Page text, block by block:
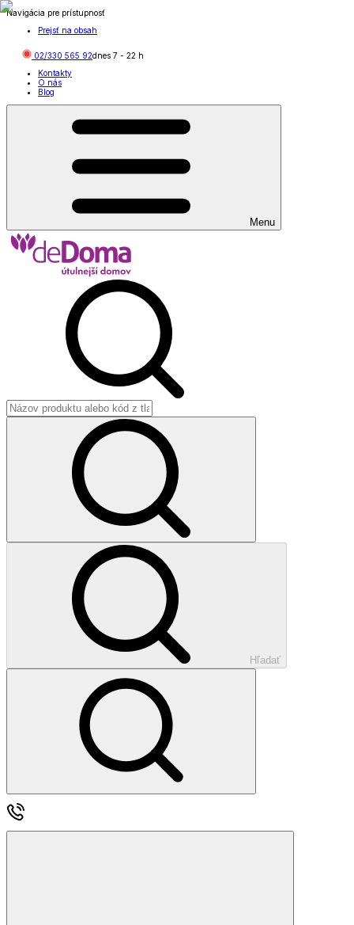
Navigácia pre prístupnosť
Prejsť na obsah
02/330 565 92dnes 7 - 22 h
Kontakty
O nás
Blog
Menu
Hľadať